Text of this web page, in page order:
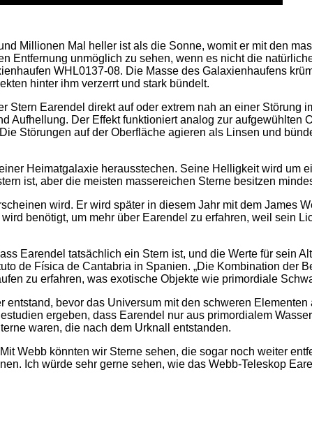
Millionen Mal heller ist als die Sonne, womit er mit den
Entfernung unmöglich zu sehen, wenn es nicht die
WHL0137-08. Die Masse des Galaxienhaufens
hinter ihm verzerrt und stark bündelt.
Earendel direkt auf oder extrem nah an einer Störung
Der Effekt funktioniert analog zur aufgewühlten
Störungen auf der Oberfläche agieren als Linsen und
Heimatgalaxie herausstechen. Seine Helligkeit wird um
ist, aber die meisten massereichen Sterne besitzen
wird. Er wird später in diesem Jahr mit dem James
benötigt, um mehr über Earendel zu erfahren, weil sein
Earendel tatsächlich ein Stern ist, und die Werte für sein
de Física de Cantabria in Spanien. „Die Kombination der
zu erfahren, was exotische Objekte wie primordiale
bevor das Universum mit den schweren Elementen
ergeben, dass Earendel nur aus primordialem
waren, die nach dem Urknall entstanden.
Webb könnten wir Sterne sehen, die sogar noch weiter
Ich würde sehr gerne sehen, wie das Webb-Teleskop